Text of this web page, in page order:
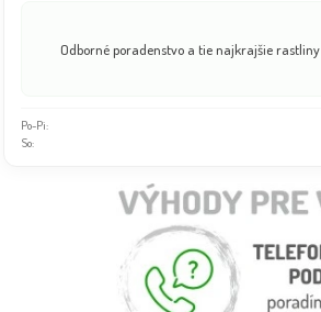
Odborné poradenstvo a tie najkrajšie rastliny
Po-Pi:
So: